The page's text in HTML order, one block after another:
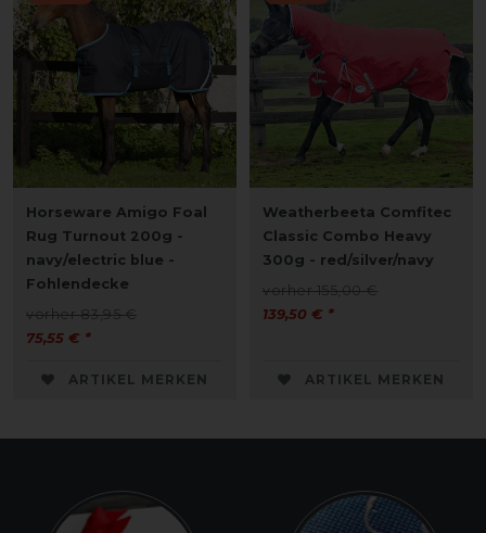
Horseware Amigo Foal
Rug Turnout 200g -
navy/electric blue -
Fohlendecke
vorher 83,95 €
75,55 € *
ARTIKEL MERKEN
Weatherbeeta Comfitec
Classic Combo Heavy
300g - red/silver/navy
vorher 155,00 €
139,50 € *
ARTIKEL MERKEN